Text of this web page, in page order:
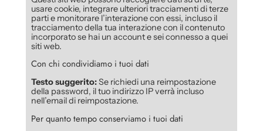
usare cookie, integrare ulteriori tracciamenti di terze
parti e monitorare l’interazione con essi, incluso il
tracciamento della tua interazione con il contenuto
incorporato se hai un account e sei connesso a quei
siti web.
Con chi condividiamo i tuoi dati
Testo suggerito:Se richiedi una reimpostazione
della password, il tuo indirizzo IP verrà incluso
nell’email di reimpostazione.
Per quanto tempo conserviamo i tuoi dati